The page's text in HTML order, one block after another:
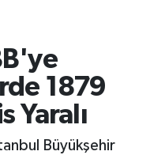
1879
Yaralı
Büyükşehir